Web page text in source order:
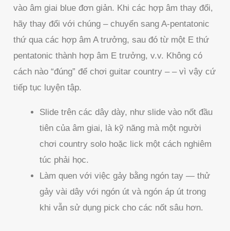
vào âm giai blue đơn giản. Khi các hợp âm thay đổi,
hãy thay đổi với chúng – chuyển sang A-pentatonic
thứ qua các hợp âm A trưởng, sau đó từ một E thứ
pentatonic thành hợp âm E trưởng, v.v. Không có
cách nào “đúng” để chơi guitar country – – vì vậy cứ
tiếp tục luyện tập.
Slide trên các dây dày, như slide vào nốt đầu
tiên của âm giai, là kỹ năng mà một người
chơi country solo hoặc lick một cách nghiêm
túc phải học.
Làm quen với việc gảy bằng ngón tay — thử
gảy vài dây với ngón út và ngón áp út trong
khi vẫn sử dụng pick cho các nốt sâu hơn.